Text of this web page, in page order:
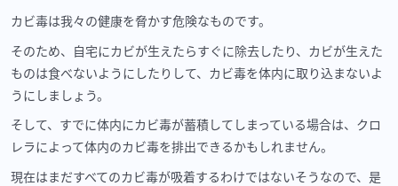
カビ毒は我々の健康を脅かす危険なものです。
そのため、自宅にカビが生えたらすぐに除去したり、カビが生えた
ものは食べないようにしたりして、カビ毒を体内に取り込まないよ
うにしましょう。
そして、すでに体内にカビ毒が蓄積してしまっている場合は、クロ
レラによって体内のカビ毒を排出できるかもしれません。
現在はまだすべてのカビ毒が吸着するわけではないそうなので、是